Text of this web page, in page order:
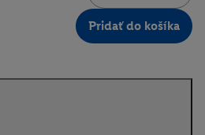
Pridať do košíka